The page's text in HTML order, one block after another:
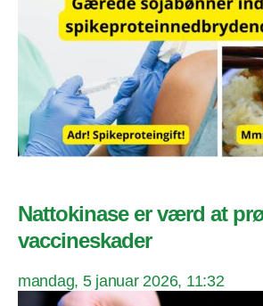
Nattokinase er værd at
vaccineskader
mandag, 5 januar 2026, 11:32